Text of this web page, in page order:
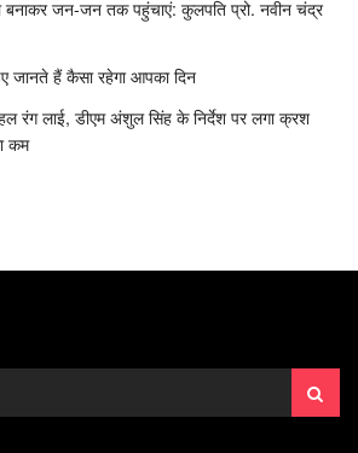
बनाकर जन-जन तक पहुंचाएं: कुलपति प्रो. नवीन चंद्र
जानते हैं कैसा रहेगा आपका दिन
रंग लाई, डीएम अंशुल सिंह के निर्देश पर लगा क्रश
कम